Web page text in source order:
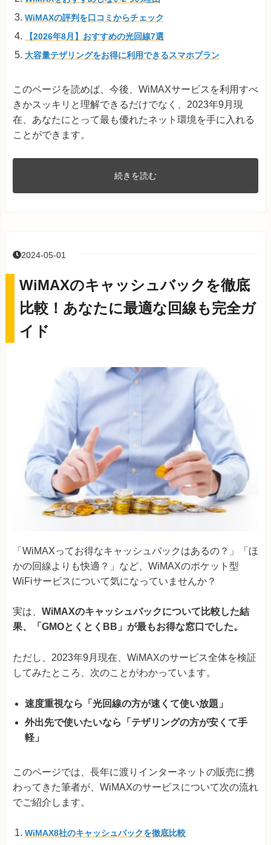
WiMAXの評判を口コミからチェック
【2026年8月】おすすめの光回線7選
大容量テザリングをお得に利用できるスマホプラン
このページを読めば、今後、WiMAXサービスを利用すべ
きかスッキリと理解できるだけでなく、2023年9月現
在、あなたにとって最も優れたネット環境を手に入れる
ことができます。
続きを読む
2024-05-01
WiMAXのキャッシュバックを徹底
比較！あなたに最適な回線も完全ガ
イド
「WiMAXってお得なキャッシュバックはあるの？」「ほ
かの回線よりも快適？」など、WiMAXのポケット型
WiFiサービスについて気になっていませんか？
実は、 WiMAXのキャッシュバックについて比較した結
果、「GMOとくとくBB」が最もお得な窓口でした。
ただし、2023年9月現在、WiMAXのサービス全体を検証
してみたところ、次のことがわかっています。
速度重視なら「光回線の方が速くて使い放題」
外出先で使いたいなら「テザリングの方が安くて手
軽」
このページでは、長年に渡りインターネットの販売に携
わってきた筆者が、WiMAXのサービスについて次の流れ
でご紹介します。
WiMAX8社のキャッシュバックを徹底比較